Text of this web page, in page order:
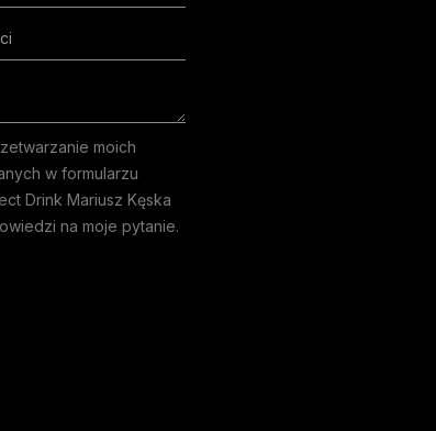
moich
w formularzu
Drink Mariusz Kęska
na moje pytanie.